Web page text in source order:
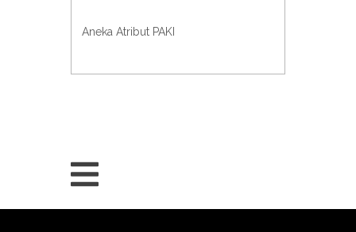
Aneka Atribut PAKI